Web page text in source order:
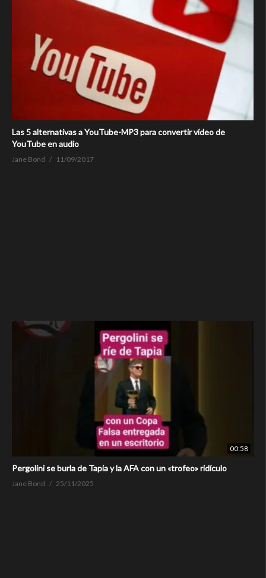
Las 5 alternativas a YouTube-MP3 para convertir vídeo de
YouTube en audio
Jane Bond 11/09/2017
00:58
Pergolini se burla de Tapia y la AFA con un «trofeo» ridículo
Jane Bond 25/11/2025